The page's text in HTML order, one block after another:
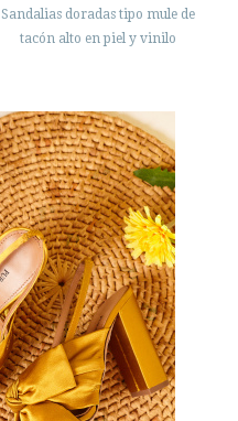
  
© 2026 PURA LOPEZ
Sandalias doradas tipo mule de
tacón alto en piel y vinilo